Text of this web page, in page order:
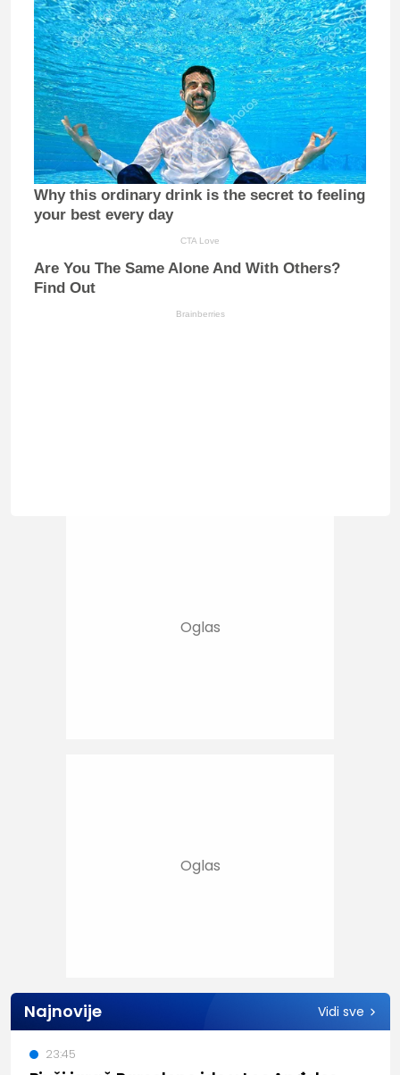
Why this ordinary drink is the secret to feeling
your best every day
CTA Love
Are You The Same Alone And With Others?
Find Out
Brainberries
Najnovije Vidi sve
23:45